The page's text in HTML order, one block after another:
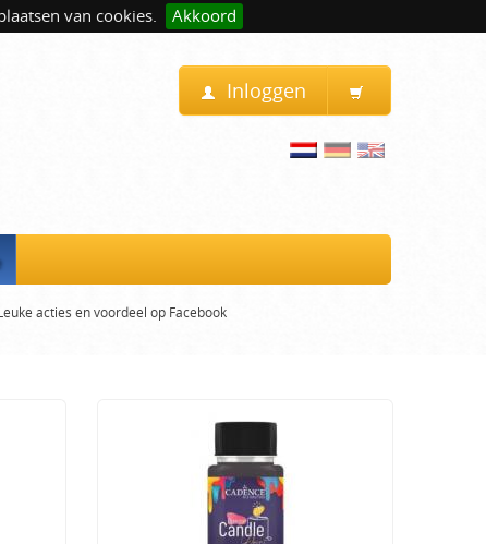
van cookies. Akkoord
Inloggen
acties en voordeel op Facebook